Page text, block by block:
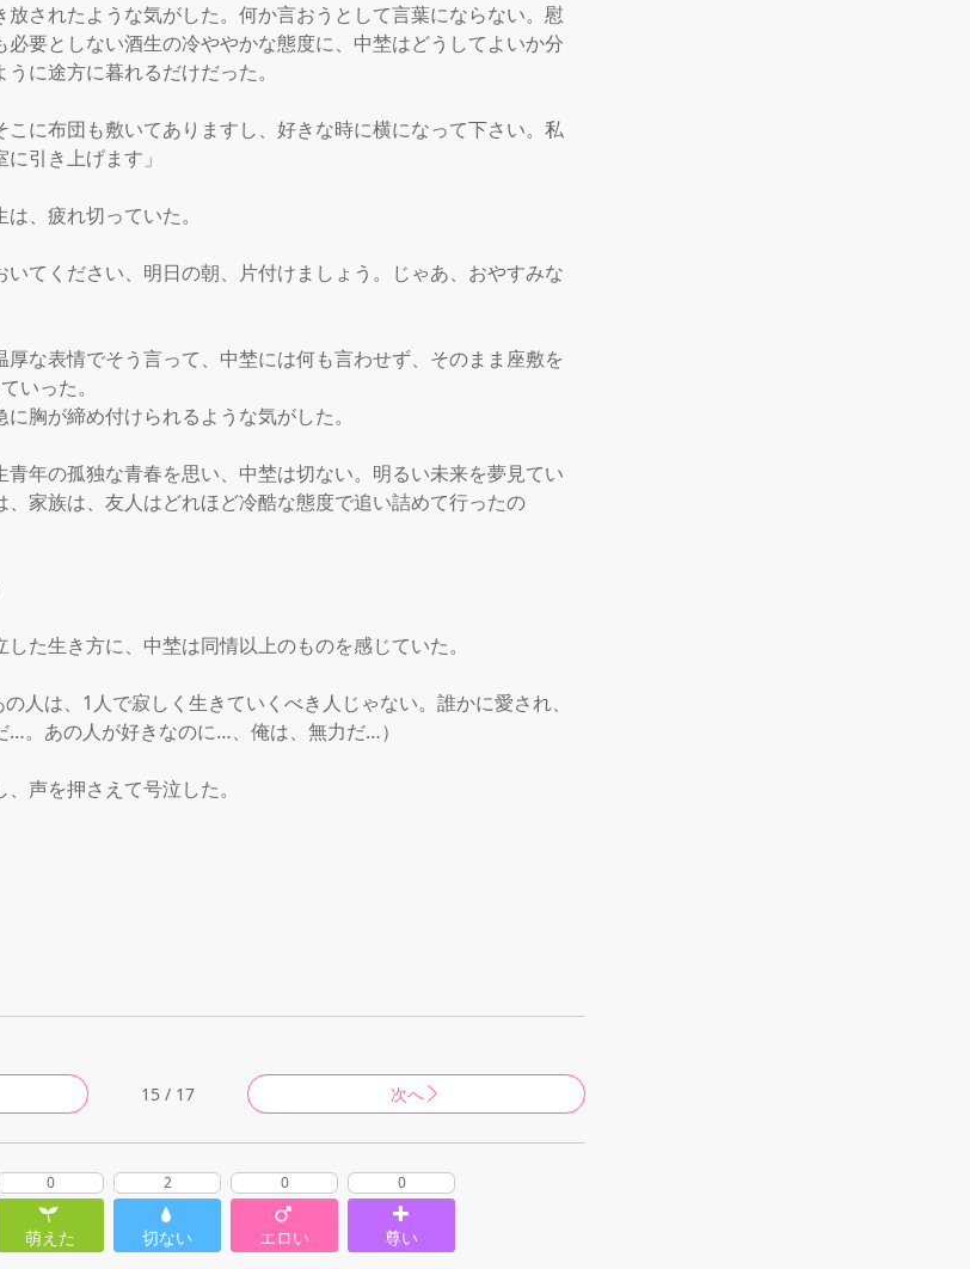
されたような気がした。何か言おうとして言葉にならない。慰
要としない酒生の冷ややかな態度に、中埜はどうしてよいか分
に途方に暮れるだけだった。
こに布団も敷いてありますし、好きな時に横になって下さい。私
引き上げます」
、疲れ切っていた。
いてください、明日の朝、片付けましょう。じゃあ、おやすみな
な表情でそう言って、中埜には何も言わせず、そのまま座敷を
いった。
胸が締め付けられるような気がした。
年の孤独な青春を思い、中埜は切ない。明るい未来を夢見てい
、家族は、友人はどれほど冷酷な態度で追い詰めて行ったの
た生き方に、中埜は同情以上のものを感じていた。
人は、1人で寂しく生きていくべき人じゃない。誰かに愛され、
…。あの人が好きなのに…、俺は、無力だ…）
声を押さえて号泣した。
15 / 17 次へ
0
萌えた
2
切ない
0
エロい
0
尊い